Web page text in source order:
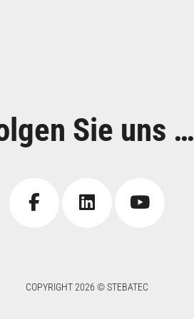
Sie uns …
COPYRIGHT 2026 © STEBATEC